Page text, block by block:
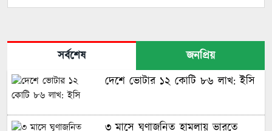
সর্বশেষ
জনপ্রিয়
দেশে ভোটার ১২ কোটি ৮৬ লাখ: ইসি
৩ মাসে ঘৃণাজনিত হামলায় ভারতে